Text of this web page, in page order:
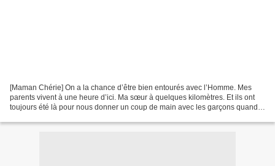
[Maman Chérie] On a la chance d’être bien entourés avec l’Homme. Mes
parents vivent à une heure d’ici. Ma sœur à quelques kilomètres. Et ils ont
toujours été là pour nous donner un coup de main avec les garçons quand